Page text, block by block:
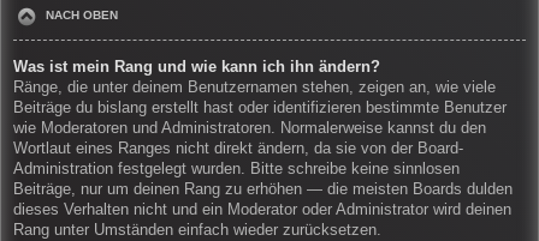
NACH OBEN
Was ist mein Rang und wie kann ich ihn ändern?
Ränge, die unter deinem Benutzernamen stehen, zeigen an, wie viele
Beiträge du bislang erstellt hast oder identifizieren bestimmte Benutzer
wie Moderatoren und Administratoren. Normalerweise kannst du den
Wortlaut eines Ranges nicht direkt ändern, da sie von der Board-
Administration festgelegt wurden. Bitte schreibe keine sinnlosen
Beiträge, nur um deinen Rang zu erhöhen — die meisten Boards dulden
dieses Verhalten nicht und ein Moderator oder Administrator wird deinen
Rang unter Umständen einfach wieder zurücksetzen.